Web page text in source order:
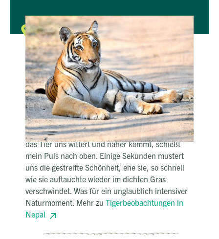
Wildnis
Tiger imBardia Nationalpark
Ich befinde mich im Trampelpfad eines
Panzernashorns, inmitten meterhoher
Elefantengräser. In der Ferne klopfen
Puderspechte, die größten Vögel ihrer Art an
abgestorbene Baumriesen. Auf einmal packt mein
Guide meinen Arm und flüstert leise "Tiger".
Tatsächlich: Am anderen Flussufer steht er! Als
das Tier uns wittert und näher kommt, schießt
mein Puls nach oben. Einige Sekunden mustert
uns die gestreifte Schönheit, ehe sie, so schnell
wie sie auftauchte wieder im dichten Gras
verschwindet. Was für ein unglaublich intensiver
Naturmoment. Mehr zu Tigerbeobachtungen in
Nepal